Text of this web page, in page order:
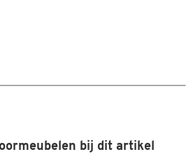
houten kastsysteem TETRIS
en decors
bij dit artikel